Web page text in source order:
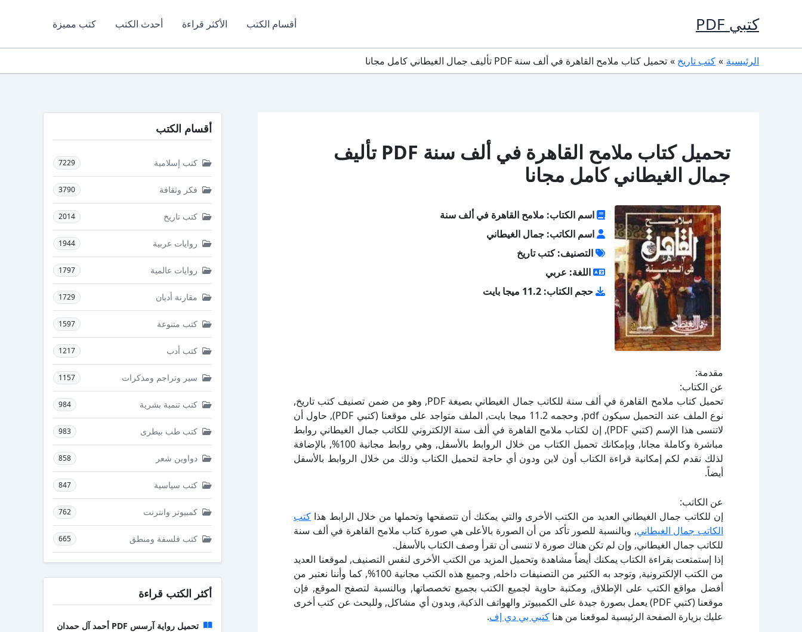
كتبي PDF أقسام الكتب الأكثر قراءة أحدث الكتب كتب مميزة
الرئيسية كتب تاريخ تحميل كتاب ملامح القاهرة في ألف سنة PDF تأليف جمال الغيطاني كامل مجانا
تحميل كتاب ملامح القاهرة في ألف سنة PDF تأليف
جمال الغيطاني كامل مجانا
اسم الكتاب: ملامح القاهرة في ألف سنة
اسم الكاتب: جمال الغيطاني
التصنيف: كتب تاريخ
اللغة: عربي
حجم الكتاب: 11.2 ميجا بايت
مقدمة:
عن الكتاب:
تحميل كتاب ملامح القاهرة في ألف سنة للكاتب جمال الغيطاني بصيغة PDF, وهو من ضمن تصنيف كتب تاريخ,
نوع الملف عند التحميل سيكون pdf, وحجمه 11.2 ميجا بايت, الملف متواجد على موقعنا (كتبي PDF), حاول أن
لاتنسى هذا الإسم (كتبي PDF), إن لكتاب ملامح القاهرة في ألف سنة الإلكتروني للكاتب جمال الغيطاني روابط
مباشرة وكاملة مجانا, وبإمكانك تحميل الكتاب من خلال الروابط بالأسفل, وهي روابط مجانية 100%, بالإضافة
لذلك نقدم لكم إمكانية قراءة الكتاب أون لاين ودون أي حاجة لتحميل الكتاب وذلك من خلال الروابط بالأسفل
أيضاً.
عن الكاتب:
إن للكاتب جمال الغيطاني العديد من الكتب الأخرى والتي يمكنك أن تتصفحها وتحملها من خلال الرابط هذا كتب
الكاتب جمال الغيطاني, وبالنسبة للصور تأكد من أن الصورة بالأعلى هي صورة كتاب ملامح القاهرة في ألف سنة
للكاتب جمال الغيطاني, وإن لم تكن هناك صورة لا تنسى أن تقرأ وصف الكتاب بالأسفل.
إذا إستمتعت بقراءة الكتاب يمكنك أيضاً مشاهدة وتحميل المزيد من الكتب الأخرى لنفس التصنيف, لموقعنا العديد
من الكتب الإلكترونية, وتوجد به الكثير من التصنيفات داخله, وجميع هذه الكتب مجانية 100%, كما وأننا نعتبر من
أفضل مواقع الكتب على الإطلاق, ومكتبة حاوية لجميع الكتب بجميع تخصصاتها, وبالنسبة لتصفح الموقع, فإن
موقعنا (كتبي PDF) يعمل بصورة جيدة على الكمبيوتر والهواتف الذكية, وبدون أي مشاكل, وللبحث عن كتب أخرى
عليك بزيارة الصفحة الرئيسية لموقعنا من هنا كتبي بي دي إف.
أقسام الكتب
كتب إسلامية 7229
فكر وثقافة 3790
كتب تاريخ 2014
روايات عربية 1944
روايات عالمية 1797
مقارنة أديان 1729
كتب متنوعة 1597
كتب أدب 1217
سير وتراجم ومذكرات 1157
كتب تنمية بشرية 984
كتب طب بيطرى 983
دواوين شعر 858
كتب سياسية 847
كمبيوتر وانترنت 762
كتب فلسفة ومنطق 665
أكثر الكتب قراءة
تحميل رواية آرسس PDF أحمد آل حمدان